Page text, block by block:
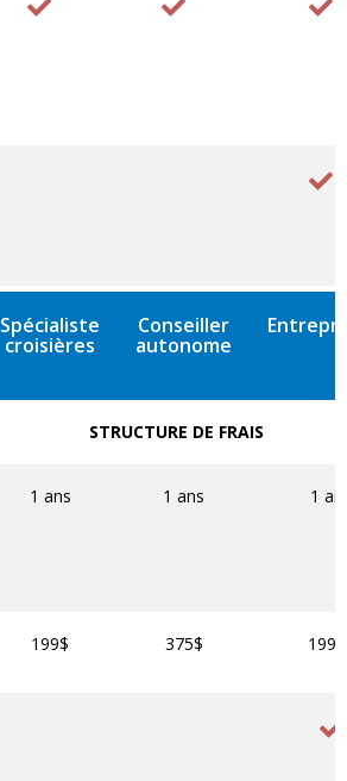
Spécialiste
croisières
Conseiller
autonome
STRUCTURE DE FRAIS
1 ans 1 ans 1
199$ 375$